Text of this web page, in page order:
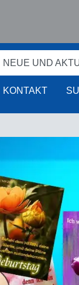
NEUE UND
KONTAKT